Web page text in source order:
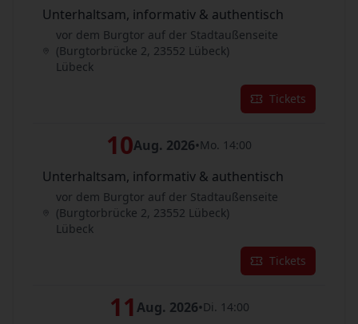
Unterhaltsam, informativ & authentisch
vor dem Burgtor auf der Stadtaußenseite
(Burgtorbrücke 2, 23552 Lübeck)
Lübeck
Tickets
10Aug. 2026•Mo. 14:00
Unterhaltsam, informativ & authentisch
vor dem Burgtor auf der Stadtaußenseite
(Burgtorbrücke 2, 23552 Lübeck)
Lübeck
Tickets
11 Aug. 2026•Di. 14:00